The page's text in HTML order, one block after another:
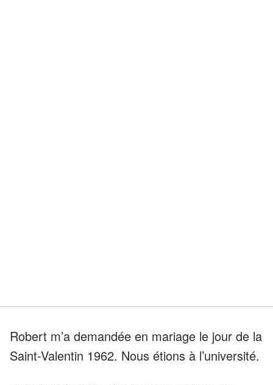
Robert m’a demandée en mariage le jour de la
Saint-Valentin 1962. Nous étions à l’université.